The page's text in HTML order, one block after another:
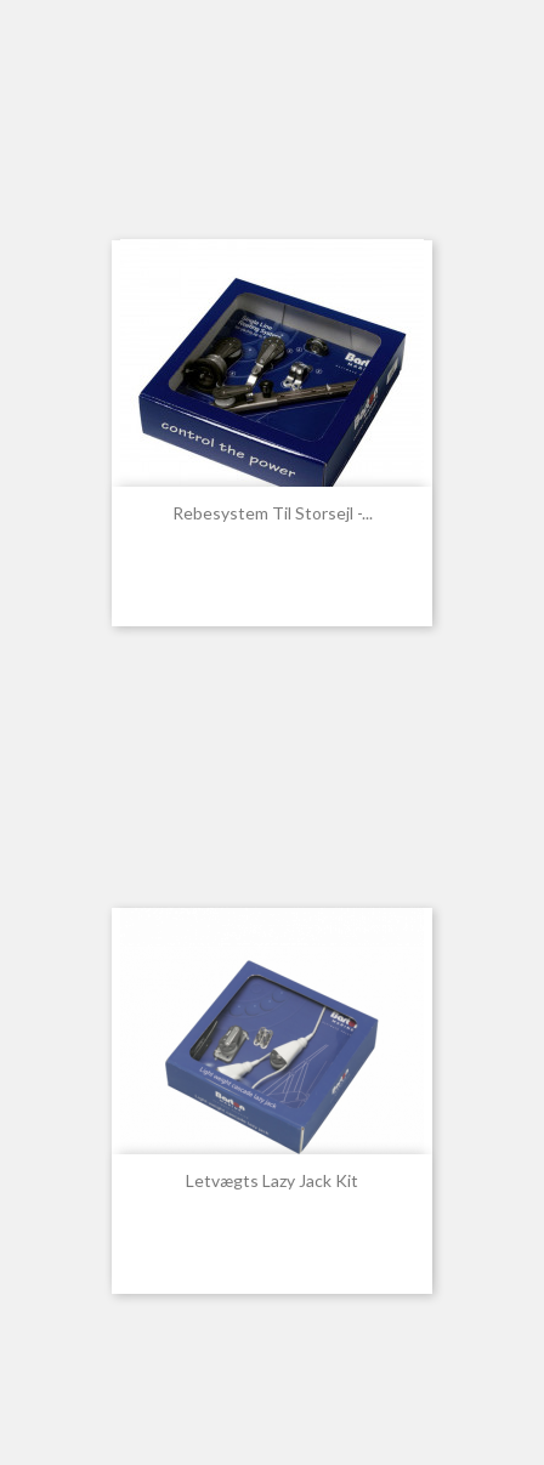
Rebesystem Til Storsejl -...
Letvægts Lazy Jack Kit